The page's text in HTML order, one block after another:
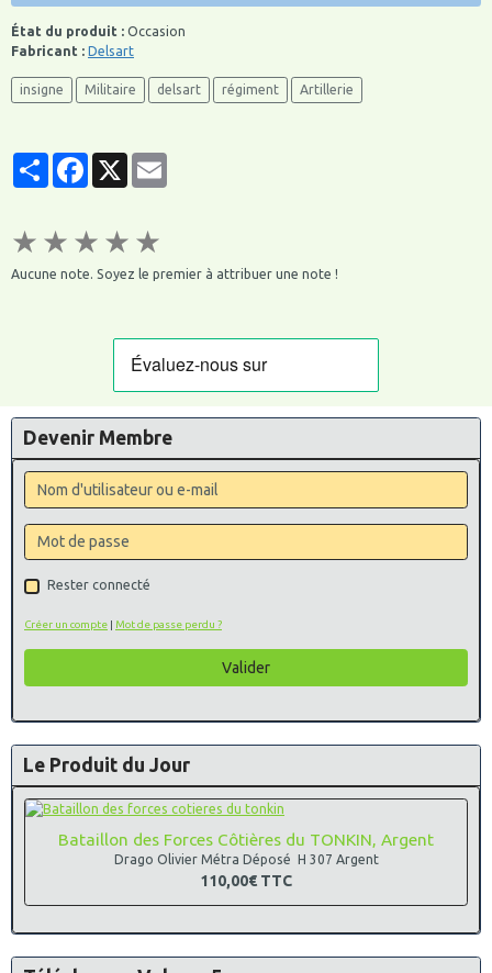
État du produit : Occasion
Fabricant : Delsart
insigne Militaire delsart régiment Artillerie
PartagerFacebook
★ ★ ★ ★ ★
Aucune note. Soyez le premier à attribuer une note !
Devenir Membre
Rester connecté
Créer un compte | Mot de passe perdu ?
Valider
Le Produit du Jour
Bataillon des Forces Côtières du TONKIN, Argent
Drago Olivier Métra Déposé H 307 Argent
110,00€ TTC